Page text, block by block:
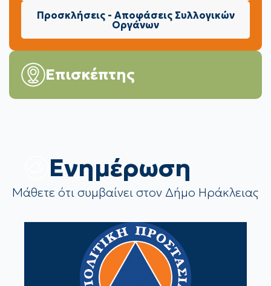
Προσκλήσεις - Αποφάσεις Συλλογικών
Οργάνων
Επισκέπτης
Eνημέρωση
Μάθετε ότι συμβαίνει στον Δήμο Ηράκλειας